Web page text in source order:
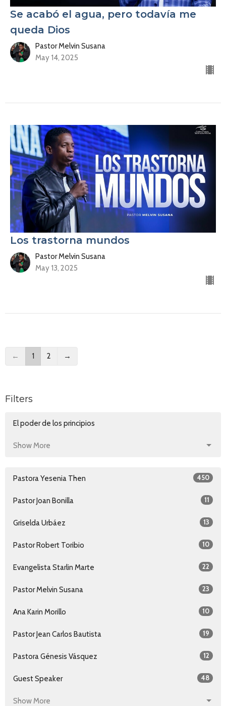
Se acabó el agua, pero todavía me
queda Dios
Pastor Melvin Susana
May 14, 2025
Los trastorna mundos
Pastor Melvin Susana
May 13, 2025
← 1 2 →
Filters
El poder de los principios
Show More
Pastora Yesenia Then 450
Pastor Joan Bonilla 11
Griselda Urbáez 13
Pastor Robert Toribio 10
Evangelista Starlin Marte 22
Pastor Melvin Susana 23
Ana Karin Morillo 10
Pastor Jean Carlos Bautista 19
Pastora Génesis Vásquez 12
Guest Speaker 48
Show More